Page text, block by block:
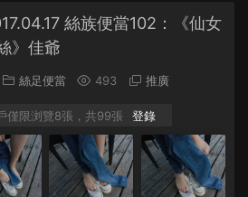
絲族便當102：《仙女
》佳爺
絲足便當 493 推廣
僅限浏覽8張，共99張 登錄